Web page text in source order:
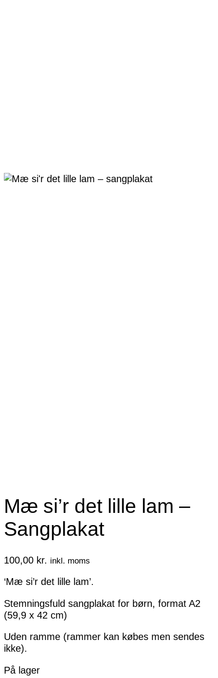
Mæ si’r det lille lam –
Sangplakat
100,00 kr. inkl. moms
‘Mæ si’r det lille lam’.
Stemningsfuld sangplakat for børn, format A2
(59,9 x 42 cm)
Uden ramme (rammer kan købes men sendes
ikke).
På lager